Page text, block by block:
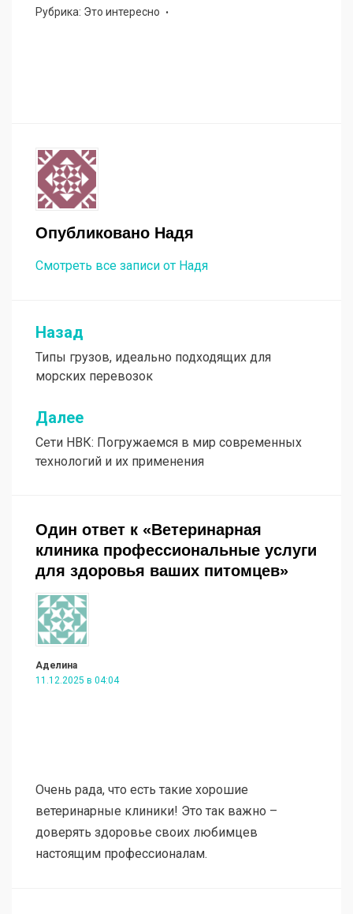
Рубрика: Это интересно
Опубликовано Надя
Смотреть все записи от Надя
Навигация
по
записям
Назад
Типы грузов, идеально подходящих для
морских перевозок
Далее
Сети НВК: Погружаемся в мир современных
технологий и их применения
Один ответ к «Ветеринарная
клиника профессиональные услуги
для здоровья ваших питомцев»
Аделина
11.12.2025 в 04:04
Очень рада, что есть такие хорошие
ветеринарные клиники! Это так важно –
доверять здоровье своих любимцев
настоящим профессионалам.